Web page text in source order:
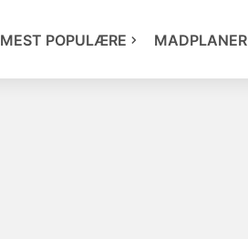
MEST POPULÆRE MADPLANER